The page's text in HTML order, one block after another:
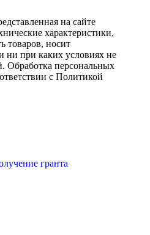
на сайте
характеристики,
товаров, носит
ни при каких условиях не
Обработка персональных
с Политикой
гранта